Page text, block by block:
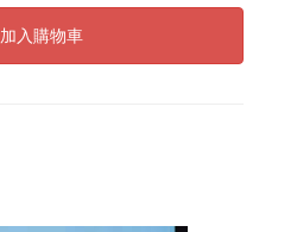
加入購物車